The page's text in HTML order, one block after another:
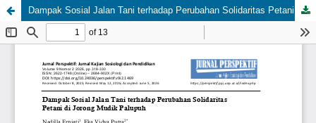
Dampak Sosial Jalan Tani terhadap Perubahan Solidaritas Petani di Jorong Mudik Palupuh